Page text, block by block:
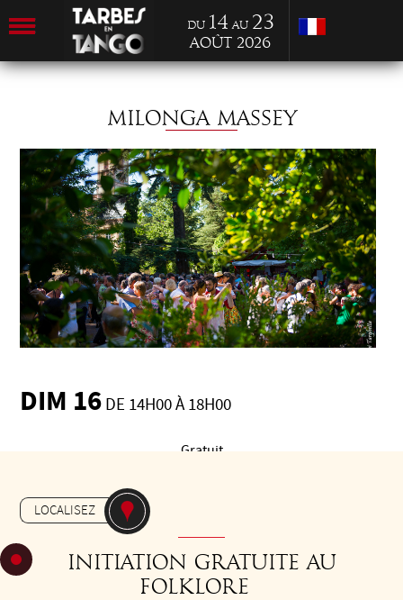
du 14 au 23
Août 2026
MILONGA MASSEY
DIM 16 DE 14H00 À 18H00
Gratuit
LOCALISEZ
Initiation gratuite au
folklore